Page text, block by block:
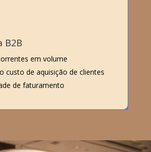
B2B
em volume
custo de aquisição de clientes
de faturamento